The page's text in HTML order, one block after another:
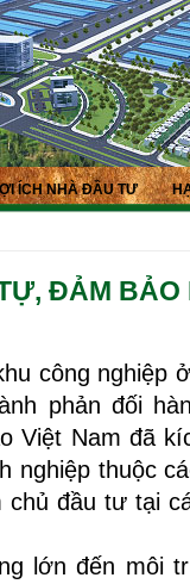
ÍCH NHÀ ĐẦU TƯ
ĐẢM
công nghiệp
phản đối
Việt Nam đã
nghiệp thuộc
đầu tư tại
lớn đến môi